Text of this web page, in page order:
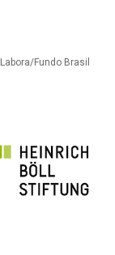
Labora/Fundo Brasil